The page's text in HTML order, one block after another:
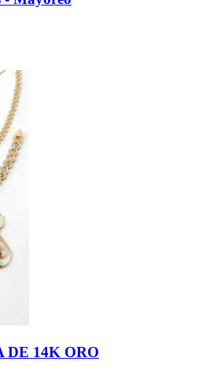
DE 14K ORO